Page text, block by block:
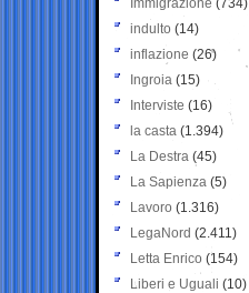
Immigrazione (734)
indulto (14)
inflazione (26)
Ingroia (15)
Interviste (16)
la casta (1.394)
La Destra (45)
La Sapienza (5)
Lavoro (1.316)
LegaNord (2.411)
Letta Enrico (154)
Liberi e Uguali (10)